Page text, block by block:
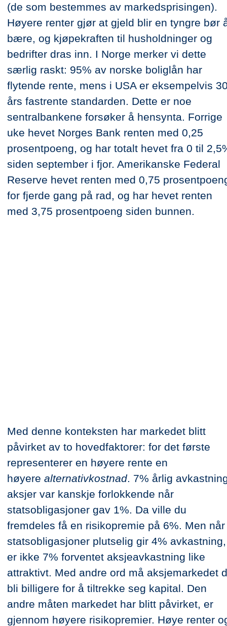
(de som bestemmes av markedsprisingen).
Høyere renter gjør at gjeld blir en tyngre bør
bære, og kjøpekraften til husholdninger og
bedrifter dras inn. I Norge merker vi dette
særlig raskt: 95% av norske boliglån har
flytende rente, mens i USA er eksempelvis
års fastrente standarden. Dette er noe
sentralbankene forsøker å hensynta. Forrige
uke hevet Norges Bank renten med 0,25
prosentpoeng, og har totalt hevet fra 0 til
siden september i fjor. Amerikanske Federal
Reserve hevet renten med 0,75
for fjerde gang på rad, og har hevet renten
med 3,75 prosentpoeng siden bunnen.
Med denne konteksten har markedet blitt
påvirket av to hovedfaktorer: for det første
representerer en høyere rente en
høyere alternativkostnad. 7% årlig
aksjer var kanskje forlokkende når
statsobligasjoner gav 1%. Da ville du
fremdeles få en risikopremie på 6%. Men når
statsobligasjoner plutselig gir 4% avkastning,
er ikke 7% forventet aksjeavkastning like
attraktivt. Med andre ord må aksjemarkedet
bli billigere for å tiltrekke seg kapital. Den
andre måten markedet har blitt påvirket, er
gjennom høyere risikopremier. Høye renter